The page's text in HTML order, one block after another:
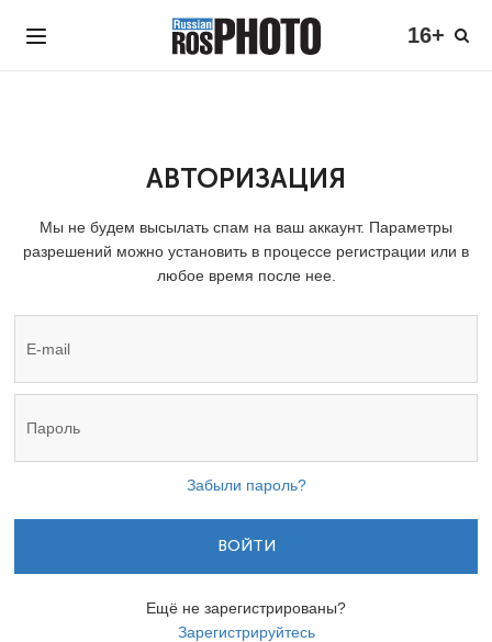
16+
АВТОРИЗАЦИЯ
Мы не будем высылать спам на ваш аккаунт. Параметры
разрешений можно установить в процессе регистрации или в
любое время после нее.
Забыли пароль?
ВОЙТИ
Ещё не зарегистрированы?
Зарегистрируйтесь